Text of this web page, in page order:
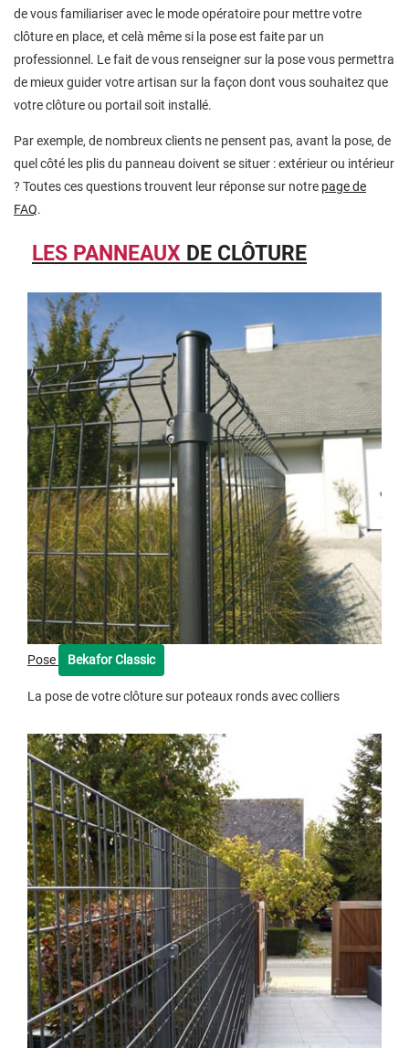
de vous familiariser avec le mode opératoire pour mettre votre
clôture en place, et celà même si la pose est faite par un
professionnel. Le fait de vous renseigner sur la pose vous permettra
de mieux guider votre artisan sur la façon dont vous souhaitez que
votre clôture ou portail soit installé.
Par exemple, de nombreux clients ne pensent pas, avant la pose, de
quel côté les plis du panneau doivent se situer : extérieur ou intérieur
? Toutes ces questions trouvent leur réponse sur notre page de
FAQ.
LES PANNEAUX DE CLÔTURE
Pose Bekafor Classic
La pose de votre clôture sur poteaux ronds avec colliers